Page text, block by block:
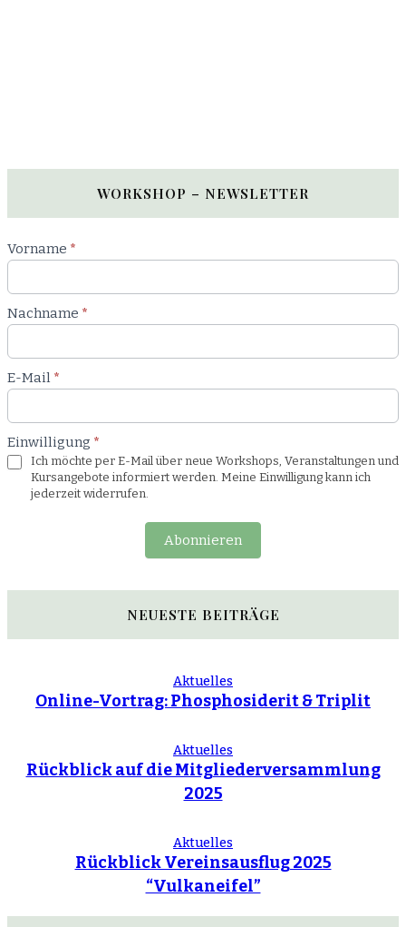
WORKSHOP – NEWSLETTER
Newsletter
Workshop
Vorname *
Nachname *
E-Mail *
Einwilligung *
Ich möchte per E-Mail über neue Workshops, Veranstaltungen und
Kursangebote informiert werden. Meine Einwilligung kann ich
jederzeit widerrufen.
Abonnieren
NEUESTE BEITRÄGE
Aktuelles
Online-Vortrag: Phosphosiderit & Triplit
Aktuelles
Rückblick auf die Mitgliederversammlung
2025
Aktuelles
Rückblick Vereinsausflug 2025
“Vulkaneifel”